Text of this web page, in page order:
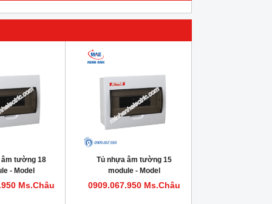
âm tường 18
- Model
Ms.Châu
Tủ nhựa âm tường 15
module - Model
HDPZ50PR15IP30F
0909.067.950 Ms.Châu